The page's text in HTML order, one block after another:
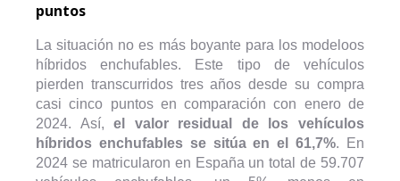
puntos
La situación no es más boyante para los modeloos
híbridos enchufables. Este tipo de vehículos
pierden transcurridos tres años desde su compra
casi cinco puntos en comparación con enero de
2024. Así,el valor residual de los vehículos
híbridos enchufables se sitúa en el 61,7%. En
2024 se matricularon en España un total de 59.707